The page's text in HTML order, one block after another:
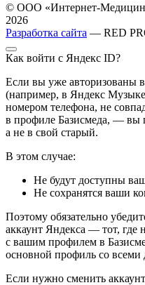
© ООО «Интернет-
2026
Разработка сайта — RED
Как войти с Яндекс ID?
Если вы уже авторизованы
(например, в Яндекс
номером телефона, не
в профиле Базисмеда, — вы
а не в свой старый.
В этом случае:
Не будут доступны
Не сохранятся ваши
Поэтому обязательно
аккаунт Яндекса — тот, где
с вашим профилем в
основной профиль со
Если нужно сменить